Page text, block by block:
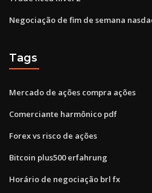
Negociação de fim de semana
Tags
Mercado de ações compra ações
Comerciante harmônico pdf
Forex vs risco de ações
Bitcoin plus500 erfahrung
Horário de negociação brl fx